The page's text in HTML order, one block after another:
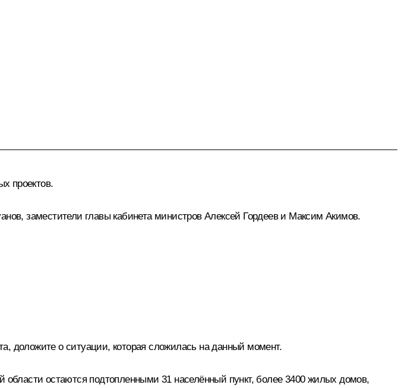
проектов.
, заместители главы кабинета министровАлексей Гордееви Максим Акимов.
доложите о ситуации, которая сложилась на данный момент.
области остаются подтопленными 31 населённый пункт, более 3400 жилых домов,